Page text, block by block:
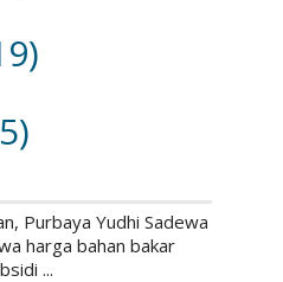
Purbaya Yudhi Sadewa
harga bahan bakar
...